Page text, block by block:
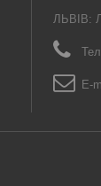
ЛЬВІВ:
E-